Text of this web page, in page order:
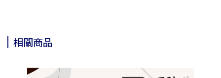
相關商品